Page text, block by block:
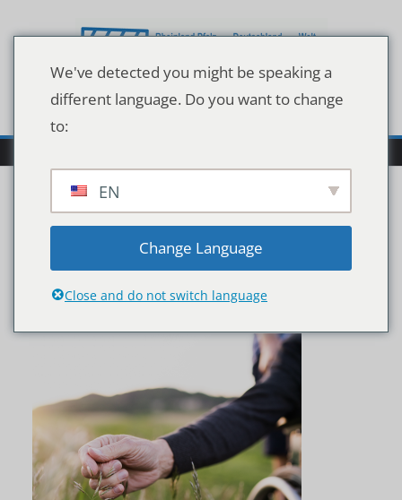
Inhalt
shutterstock_110509523
6 (1)
We've detected you might be speaking a
different language. Do you want to change
to:
EN
Change Language
Close and do not switch language